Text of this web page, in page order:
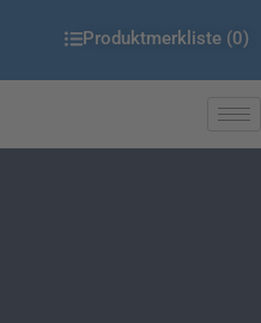
Produktmerkliste (0)